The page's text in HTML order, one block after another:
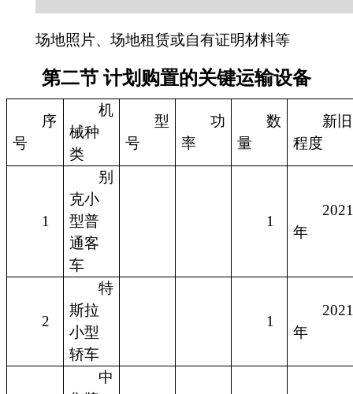
场地照片、场地租赁或自有证明材料等
第二节 计划购置的关键运输设备
序
号
机
械种
类
型
号
功
率
数
量
新旧
程度
1
别
克小
型普
通客
车
1
年
2
特
斯拉
小型
轿车
1
年
中